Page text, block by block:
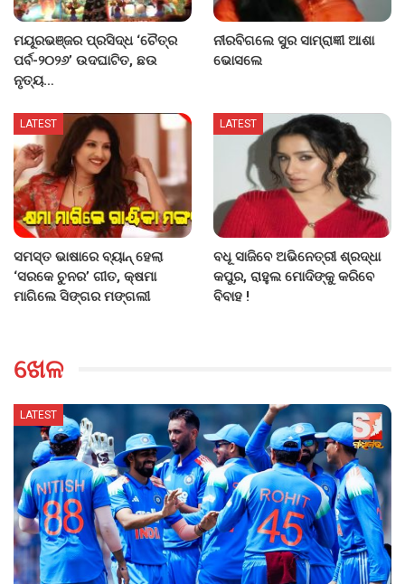
ମୟୂରଭଞ୍ଜର ପ୍ରସିଦ୍ଧ ‘ଚୈତ୍ର
ପର୍ବ-୨୦୨୬’ ଉଦଘାଟିତ, ଛଉ
ନୃତ୍ୟ…
ନୀରବିଗଲେ ସୁର ସାମ୍ରାଜ୍ଞୀ ଆଶା
ଭୋସଲେ
LATEST
ସମସ୍ତ ଭାଷାରେ ବ୍ୟାନ୍ ହେଲା
‘ସରକେ ଚୁନର’ ଗୀତ, କ୍ଷମା
ମାଗିଲେ ସିଙ୍ଗର ମଙ୍ଗଲୀ
LATEST
ବଧୂ ସାଜିବେ ଅଭିନେତ୍ରୀ ଶ୍ରଦ୍ଧା
କପୁର, ରାହୁଲ ମୋଦିଙ୍କୁ କରିବେ
ବିବାହ !
ଖେଳ
LATEST